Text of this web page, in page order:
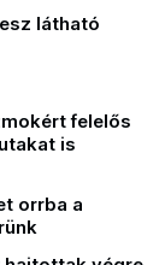
látható
felelős
is
orrba a